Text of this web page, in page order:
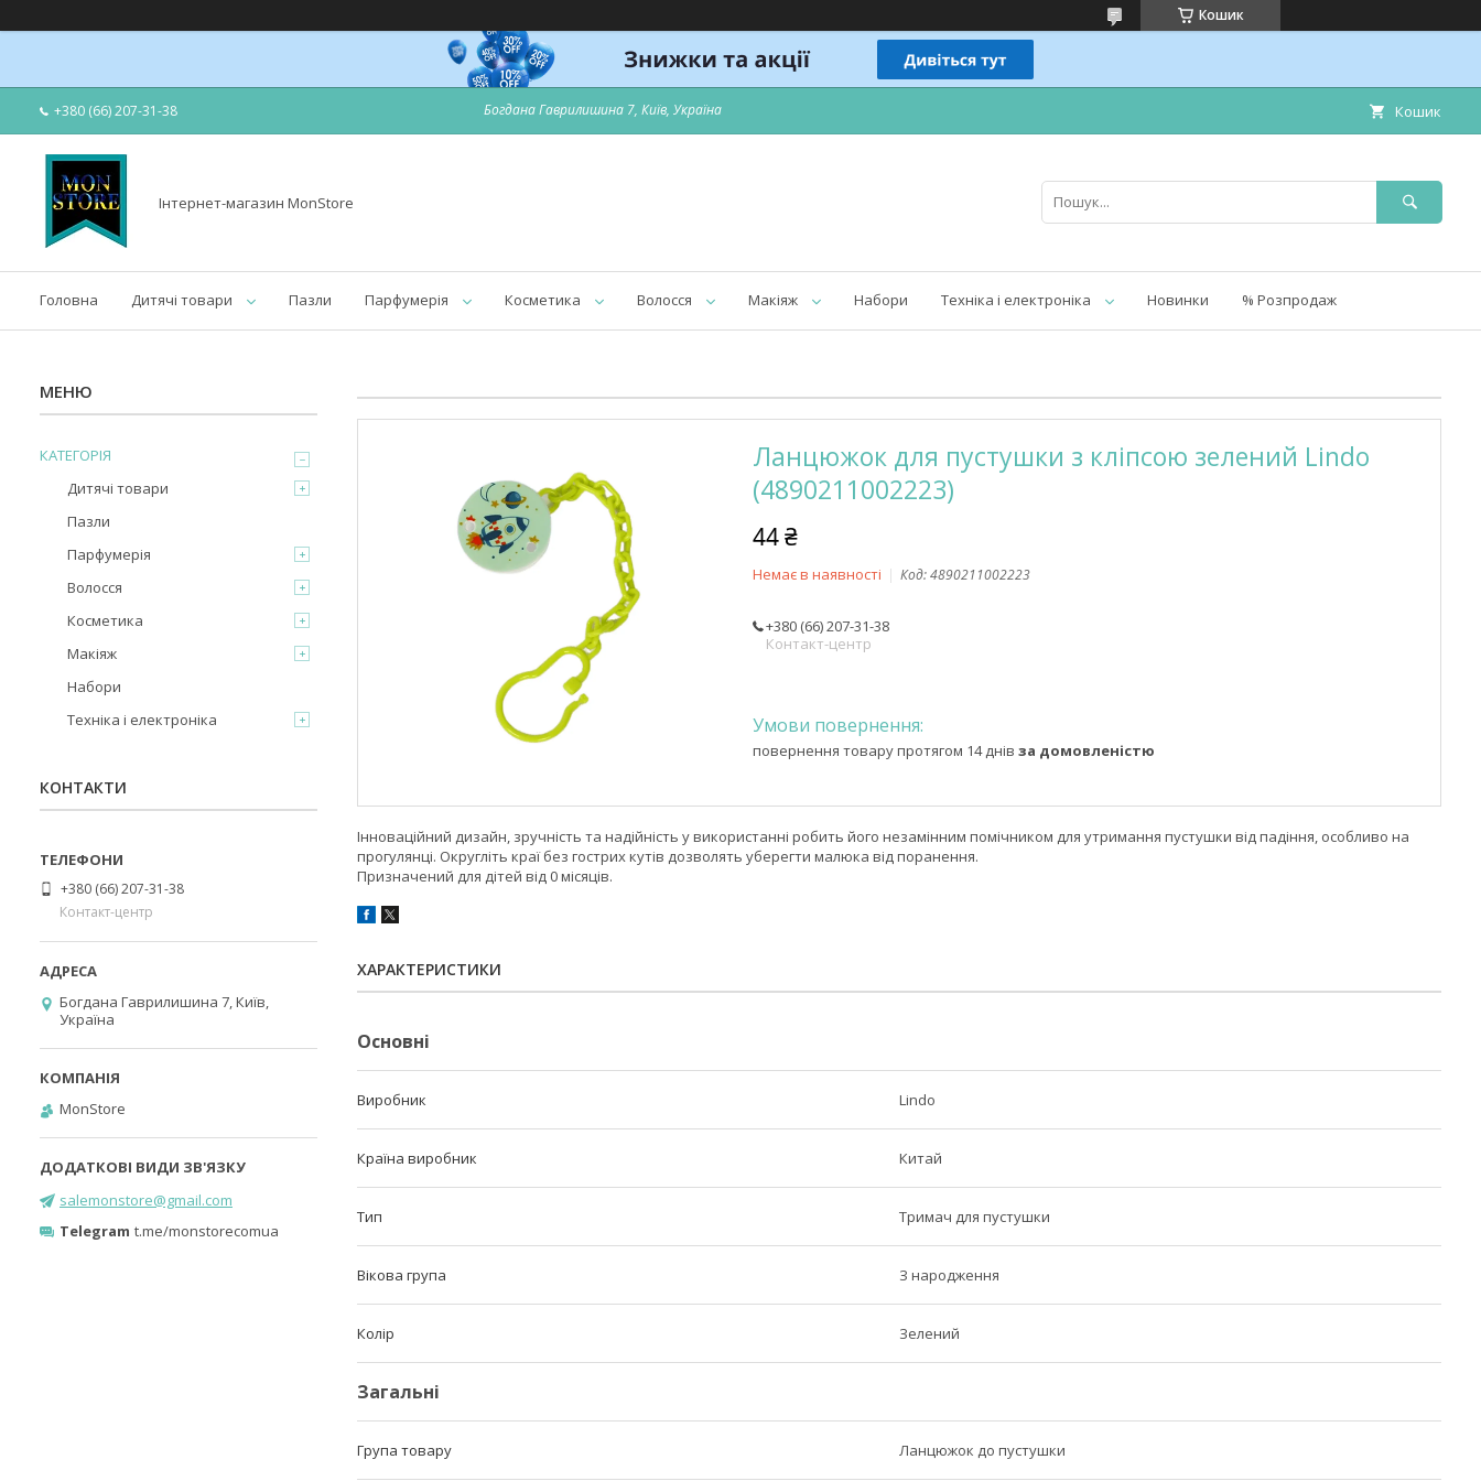
Кошик
+380 (66) 207-31-38 Богдана Гаврилишина 7, Київ, Україна Кошик
Інтернет-магазин MonStore
Головна Дитячі товари Пазли Парфумерія Косметика Волосся Макіяж Набори Техніка і електроніка Новинки % Розпродаж
Ланцюжок для пустушки з кліпсою зелений Lindo
(4890211002223)
44 ₴
Немає в наявності Код:4890211002223
+380 (66) 207-31-38
Контакт-центр
повернення товару протягом 14 днів за домовленістю
Інноваційний дизайн, зручність та надійність у використанні робить його незамінним помічником для утримання пустушки від падіння, особливо на
прогулянці. Округліть краї без гострих кутів дозволять уберегти малюка від поранення.
Призначений для дітей від 0 місяців.
ХАРАКТЕРИСТИКИ
Основні
Виробник Lindo
Країна виробник Китай
Тип Тримач для пустушки
Вікова група З народження
Колір Зелений
Загальні
Група товару Ланцюжок до пустушки
КАТЕГОРІЯ
Дитячі товари
Пазли
Парфумерія
Волосся
Косметика
Макіяж
Набори
Техніка і електроніка
КОНТАКТИ
+380 (66) 207-31-38
Контакт-центр
Богдана Гаврилишина 7, Київ,
Україна
MonStore
salemonstore@gmail.com
Telegram t.me/monstorecomua